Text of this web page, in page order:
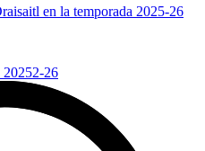
en la temporada 2025-26